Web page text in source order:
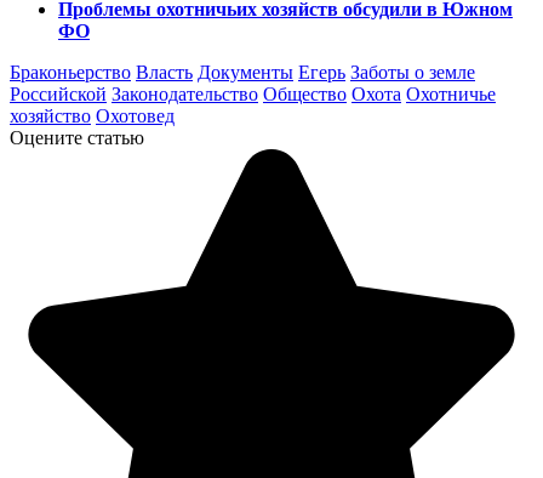
Проблемы охотничьих хозяйств обсудили в Южном
ФО
Браконьерство Власть Документы Егерь Заботы о земле
Российской Законодательство Общество Охота Охотничье
хозяйство Охотовед
Оцените статью